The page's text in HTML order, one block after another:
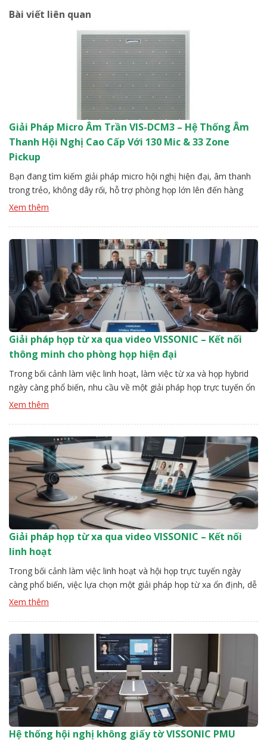
Bài viết liên quan
Giải Pháp Micro Âm Trần VIS-DCM3 – Hệ Thống Âm
Thanh Hội Nghị Cao Cấp Với 130 Mic & 33 Zone
Pickup
Bạn đang tìm kiếm giải pháp micro hội nghị hiện đại, âm thanh
trong trẻo, không dây rối, hỗ trợ phòng họp lớn lên đến hàng
trăm mét vuông? VIS-DCM3 Ceiling Array Microphone của
Xem thêm
Giải pháp họp từ xa qua video VISSONIC – Kết nối
thông minh cho phòng họp hiện đại
Trong bối cảnh làm việc linh hoạt, làm việc từ xa và họp hybrid
ngày càng phổ biến, nhu cầu về một giải pháp họp trực tuyến ổn
định, chất lượng cao và dễ quản lý trở nên cấp thiết hơn bao giờ
Xem thêm
Giải pháp họp từ xa qua video VISSONIC – Kết nối
linh hoạt
Trong bối cảnh làm việc linh hoạt và hội họp trực tuyến ngày
càng phổ biến, việc lựa chọn một giải pháp họp từ xa ổn định, dễ
triển khai và đảm bảo chất lượng âm thanh – hình ảnh là yếu tố
Xem thêm
Hệ thống hội nghị không giấy tờ VISSONIC PMU